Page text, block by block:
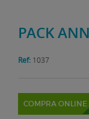
PACK
Ref: 1037
COMPRA ONLINE